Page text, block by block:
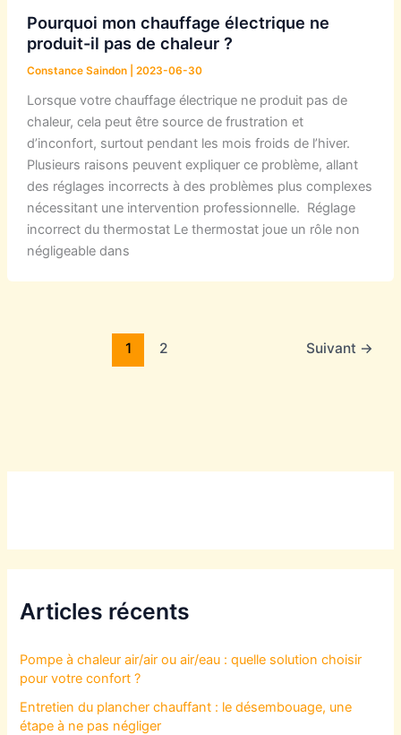
Pourquoi mon chauffage électrique ne
produit-il pas de chaleur ?
Constance Saindon 2023-06-30
Lorsque votre chauffage électrique ne produit pas de
chaleur, cela peut être source de frustration et
d’inconfort, surtout pendant les mois froids de l’hiver.
Plusieurs raisons peuvent expliquer ce problème, allant
des réglages incorrects à des problèmes plus complexes
nécessitant une intervention professionnelle. Réglage
incorrect du thermostat Le thermostat joue un rôle non
négligeable dans
1 2 Suivant →
Articles récents
Pompe à chaleur air/air ou air/eau : quelle solution choisir
pour votre confort ?
Entretien du plancher chauffant : le désembouage, une
étape à ne pas négliger